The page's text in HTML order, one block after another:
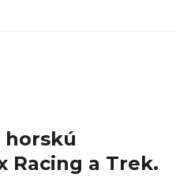
horskú
Racing a Trek.